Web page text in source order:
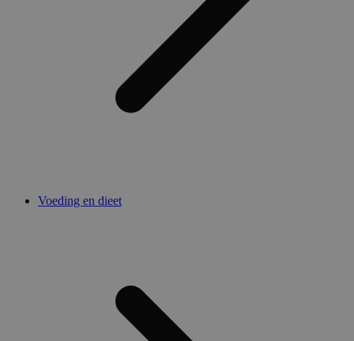
Voeding en dieet